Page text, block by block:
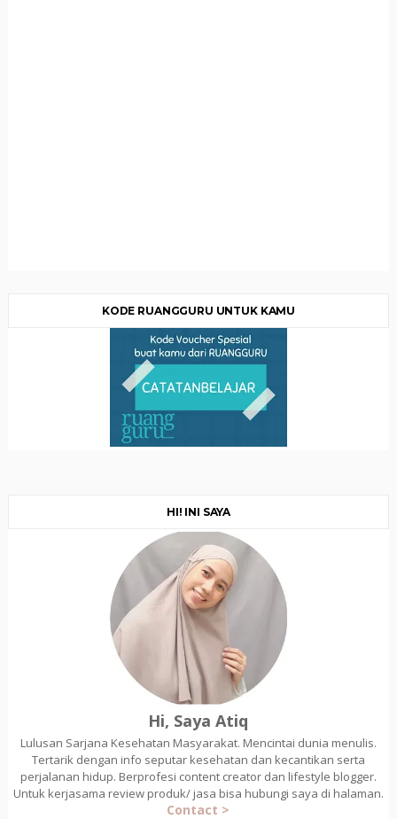
KODE RUANGGURU UNTUK KAMU
HI! INI SAYA
Hi, Saya Atiq
Lulusan Sarjana Kesehatan Masyarakat. Mencintai dunia menulis.
Tertarik dengan info seputar kesehatan dan kecantikan serta
perjalanan hidup. Berprofesi content creator dan lifestyle blogger.
Untuk kerjasama review produk/ jasa bisa hubungi saya di halaman.
Contact >